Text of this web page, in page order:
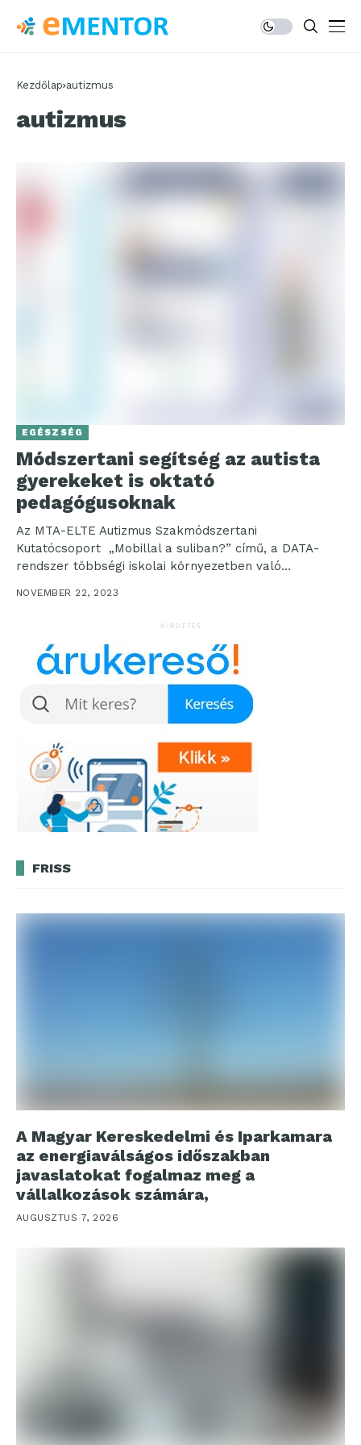
Kezdőlap autizmus
autizmus
EGÉSZSÉG
Módszertani segítség az autista
gyerekeket is oktató
pedagógusoknak
Az MTA-ELTE Autizmus Szakmódszertani
Kutatócsoport „Mobillal a suliban?” című, a DATA-
rendszer többségi iskolai környezetben való
elérhető az ELTE...
NOVEMBER 22, 2023
HIRDETÉS
FRISS
A Magyar Kereskedelmi és Iparkamara
az energiaválságos időszakban
javaslatokat fogalmaz meg a
vállalkozások számára,
AUGUSZTUS 7, 2026